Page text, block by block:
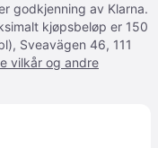
godkjenning av Klarna.
kjøpsbeløp er 150
Sveavägen 46, 111
vilkår og andre